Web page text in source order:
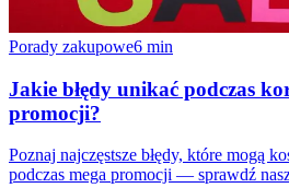
Porady zakupowe6 min
Jakie błędy unikać podczas
promocji?
Poznaj najczęstsze błędy, które mogą
podczas mega promocji — sprawdź